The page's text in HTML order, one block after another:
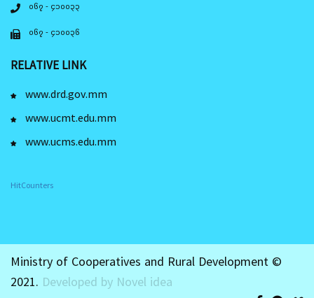
၀၆၇ - ၄၁၀၀၃၃
၀၆၇ - ၄၁၀၀၃၆
RELATIVE LINK
www.drd.gov.mm
www.ucmt.edu.mm
www.ucms.edu.mm
HitCounters
Ministry of Cooperatives and Rural Development ©
2021. Developed by Novel idea